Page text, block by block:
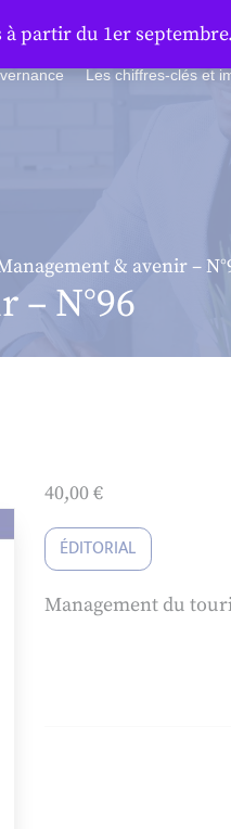
Les chiffres-clés et
& avenir –
– N°96
40,00€
ÉDITORIAL
Management du
partir du 1er